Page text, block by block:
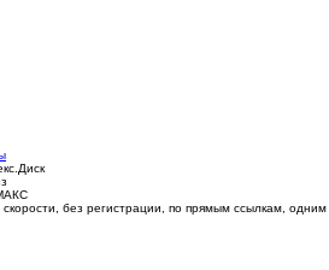
без регистрации, по прямым ссылкам,